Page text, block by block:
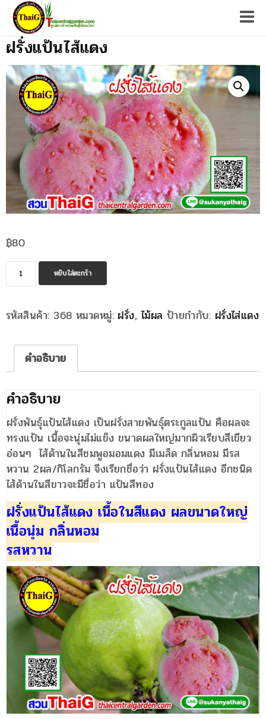
ฝรั่งแป้นไส้แดง
฿80
จำนวน
ฝรั่ง
ไส้
ชิ้น
หยิบใส่ตะกร้า
รหัสสินค้า:368 หมวดหมู่: ฝรั่ง,ไม้ผล ป้ายกำกับ: ฝรั่งไส่แดง
คำอธิบาย
คำอธิบาย
ฝรั่งพันธุ์แป้นไส้แดง เป็นฝรั่งสายพันธุ์ตระกูลแป้น คือผลจะ
ทรงแป้น เนื้อจะนุ่มไม่แข็ง ขนาดผลใหญ่มากผิวเรียบสีเขียว
อ่อนๆ ไส้ด้านในสีชมพูอมอมแดง มีเมล็ด กลิ่นหอม มีรส
หวาน 2ผล/กิโลกรัม จึงเรียกชื่อว่า ฝรั่งแป้นไส้แดง อีกชนิด
ไส้ด้านในสีขาวจะมีชื่อว่า แป้นสีทอง
ฝรั่งแป้นไส้แดง เนื้อในสีแดง ผลขนาดใหญ่
เนื้อนุ่ม กลิ่นหอม
รสหวาน